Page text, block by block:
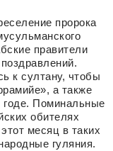
пророка
правители
к султану, чтобы
а также
Поминальные
обителях
месяц в таких
гуляния.